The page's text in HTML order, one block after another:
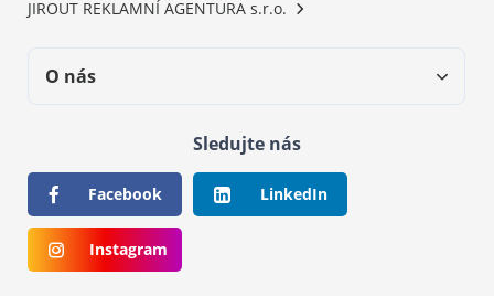
JIROUT REKLAMNÍ AGENTURA s.r.o.
O nás
Sledujte nás
Facebook LinkedIn
Instagram